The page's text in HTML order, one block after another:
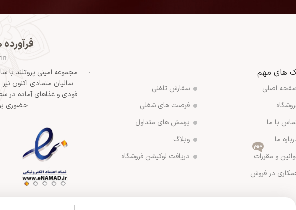
های مهم
اصلی
با ما
ما
و مقررات
مهم
در فروش
سفارش تلفنی
فرصت های شغلی
پرسش های متداول
وبلاگ
دریافت لوکیشن فروشگاه
مجموعه امینی پروتلند با
سالیان متمادی اکنون
فودی و غذاهای آماده در
حضوری